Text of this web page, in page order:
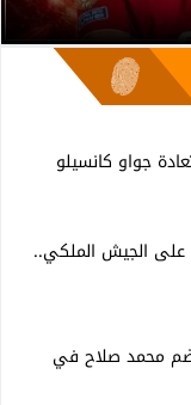
جواو كانسيلو
الجيش الملكي..
محمد صلاح في